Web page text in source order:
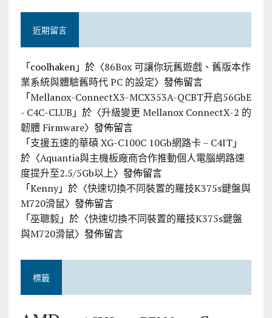
近期留言
「coolhaken」於〈86Box 可讓你玩舊遊戲、舊版本作
業系統與體驗舊時代 PC 的設定〉發佈留言
「Mellanox-ConnectX3-MCX353A-QCBT开启56GbE
- C4C-CLUB 」於〈升級變更 Mellanox ConnectX-2 的
韌體 Firmware〉發佈留言
「支援五速的華碩 XG-C100C 10Gb網路卡 – C4IT」
於〈Aquantia與主機板廠商合作推動個人電腦網路速
度提升至2.5/5Gb以上〉發佈留言
「Kenny」於〈快速切換不同裝置的羅技K375s鍵盤與
M720滑鼠〉發佈留言
「巫聰毅」於〈快速切換不同裝置的羅技K375s鍵盤
與M720滑鼠〉發佈留言
標籤